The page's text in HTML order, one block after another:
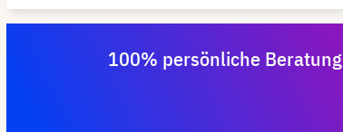
100% persönliche Beratung